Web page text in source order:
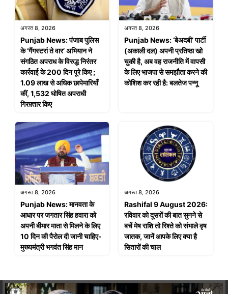
अगस्त 8, 2026
Punjab News: पंजाब पुलिस
के ‘गैंगस्टरां ते वार’ अभियान ने
संगठित अपराध के विरुद्ध निरंतर
कार्रवाई के 200 दिन पूरे किए ;
1.09 लाख से अधिक छापेमारियाँ
कीं, 1,532 घोषित अपराधी
गिरफ़्तार किए
अगस्त 8, 2026
Punjab News: ‘बेअदबी’ पार्टी
(अकाली दल) अपनी प्रतिष्ठा खो
चुकी है, अब वह राजनीति में वापसी
के लिए भाजपा से समझौता करने की
कोशिश कर रही है: बलतेज पन्नू
अगस्त 8, 2026
Punjab News: मानवता के
आधार पर जगतार सिंह हवारा को
अपनी बीमार माता से मिलने के लिए
10 दिन की पैरोल दी जानी चाहिए-
मुख्यमंत्री भगवंत सिंह मान
अगस्त 8, 2026
Rashifal 9 August 2026:
रविवार को दूसरों की बात सुनने से
बचें मेष राशि तो रिश्ते को संभाले वृष
जातक, जानें आपके लिए क्या है
सितारों की चाल